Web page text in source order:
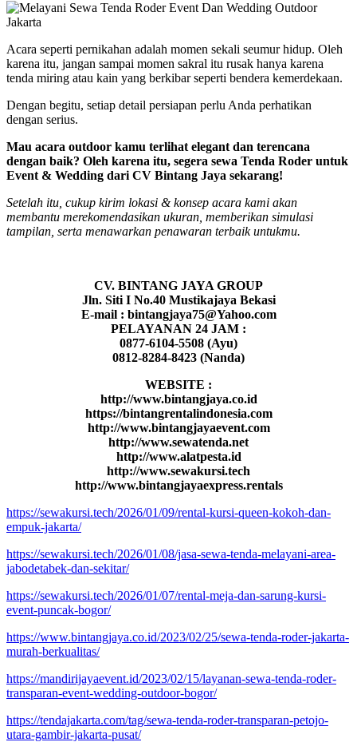
Acara seperti pernikahan adalah momen sekali seumur hidup. Oleh
karena itu, jangan sampai momen sakral itu rusak hanya karena
tenda miring atau kain yang berkibar seperti bendera kemerdekaan.
Dengan begitu, setiap detail persiapan perlu Anda perhatikan
dengan serius.
Mau acara outdoor kamu terlihat elegant dan terencana
dengan baik? Oleh karena itu, segera sewa Tenda Roder untuk
Event & Wedding dari CV Bintang Jaya sekarang!
Setelah itu, cukup kirim lokasi & konsep acara kami akan
membantu merekomendasikan ukuran, memberikan simulasi
tampilan, serta menawarkan penawaran terbaik untukmu.
CV. BINTANG JAYA GROUP
Jln. Siti I No.40 Mustikajaya Bekasi
E-mail : bintangjaya75@Yahoo.com
PELAYANAN 24 JAM :
0877-6104-5508 (Ayu)
0812-8284-8423 (Nanda)
WEBSITE :
http://www.bintangjaya.co.id
https://bintangrentalindonesia.com
http://www.bintangjayaevent.com
http://www.sewatenda.net
http://www.alatpesta.id
http://www.sewakursi.tech
http://www.bintangjayaexpress.rentals
https://sewakursi.tech/2026/01/09/rental-kursi-queen-kokoh-dan-
empuk-jakarta/
https://sewakursi.tech/2026/01/08/jasa-sewa-tenda-melayani-area-
jabodetabek-dan-sekitar/
https://sewakursi.tech/2026/01/07/rental-meja-dan-sarung-kursi-
event-puncak-bogor/
https://www.bintangjaya.co.id/2023/02/25/sewa-tenda-roder-jakarta-
murah-berkualitas/
https://mandirijayaevent.id/2023/02/15/layanan-sewa-tenda-roder-
transparan-event-wedding-outdoor-bogor/
https://tendajakarta.com/tag/sewa-tenda-roder-transparan-petojo-
utara-gambir-jakarta-pusat/